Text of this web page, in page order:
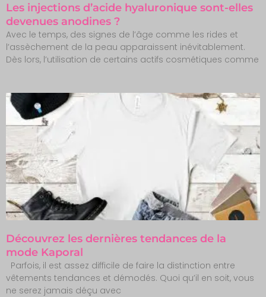
Les injections d’acide hyaluronique sont-elles
devenues anodines ?
Avec le temps, des signes de l’âge comme les rides et
l’assèchement de la peau apparaissent inévitablement.
Dès lors, l’utilisation de certains actifs cosmétiques comme
Découvrez les dernières tendances de la
mode Kaporal
Parfois, il est assez difficile de faire la distinction entre
vêtements tendances et démodés. Quoi qu’il en soit, vous
ne serez jamais déçu avec